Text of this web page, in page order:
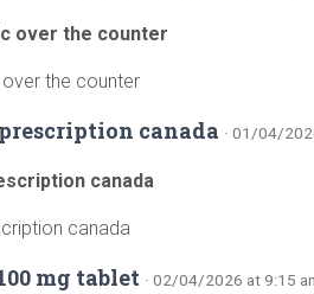
over the counter
the counter
canada · 01/04/
canada
canada
mg tablet · 02/04/2026 at 9:15